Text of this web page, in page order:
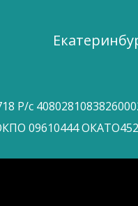
Р/с
09610444